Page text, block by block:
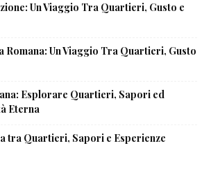
Un Viaggio Tra Quartieri, Gusto e
Romana: Un Viaggio Tra Quartieri, Gusto
Esplorare Quartieri, Sapori ed
Eterna
tra Quartieri, Sapori e Esperienze